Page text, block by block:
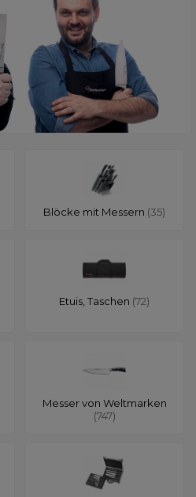
Blöcke mit Messern (35)
Etuis, Taschen (72)
Messer von Weltmarken
(747)